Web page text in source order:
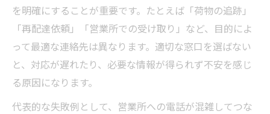
を明確にすることが重要です。たとえば「荷物の追跡」
「再配達依頼」「営業所での受け取り」など、目的によ
って最適な連絡先は異なります。適切な窓口を選ばない
と、対応が遅れたり、必要な情報が得られず不安を感じ
る原因になります。
代表的な失敗例として、営業所への電話が混雑してつな